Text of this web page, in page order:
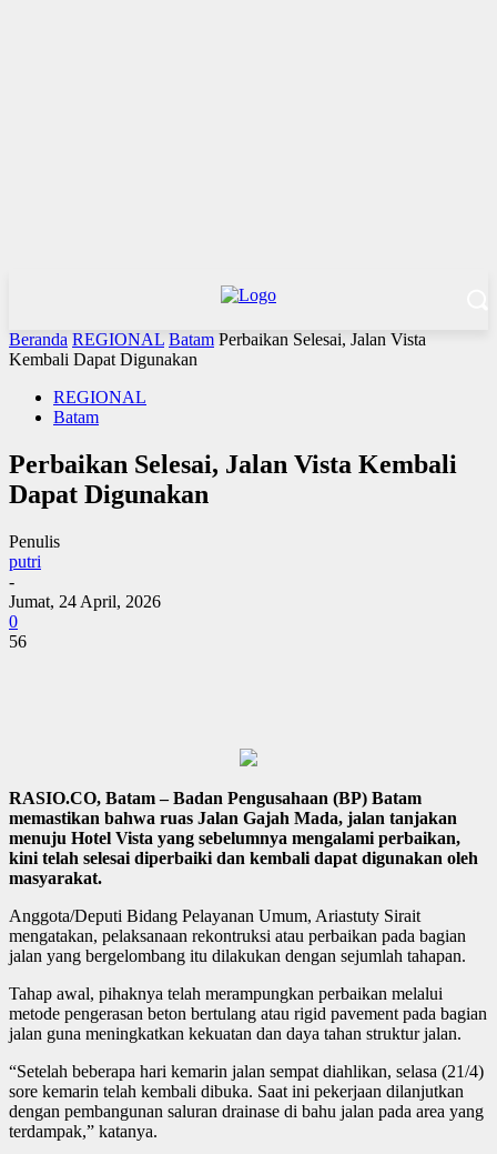
Beranda REGIONAL Batam Perbaikan Selesai, Jalan Vista
Kembali Dapat Digunakan
REGIONAL
Batam
Perbaikan Selesai, Jalan Vista Kembali
Dapat Digunakan
Penulis
putri
-
Jumat, 24 April, 2026
0
56
RASIO.CO, Batam – Badan Pengusahaan (BP) Batam
memastikan bahwa ruas Jalan Gajah Mada, jalan tanjakan
menuju Hotel Vista yang sebelumnya mengalami perbaikan,
kini telah selesai diperbaiki dan kembali dapat digunakan oleh
masyarakat.
Anggota/Deputi Bidang Pelayanan Umum, Ariastuty Sirait
mengatakan, pelaksanaan rekontruksi atau perbaikan pada bagian
jalan yang bergelombang itu dilakukan dengan sejumlah tahapan.
Tahap awal, pihaknya telah merampungkan perbaikan melalui
metode pengerasan beton bertulang atau rigid pavement pada bagian
jalan guna meningkatkan kekuatan dan daya tahan struktur jalan.
“Setelah beberapa hari kemarin jalan sempat diahlikan, selasa (21/4)
sore kemarin telah kembali dibuka. Saat ini pekerjaan dilanjutkan
dengan pembangunan saluran drainase di bahu jalan pada area yang
terdampak,” katanya.